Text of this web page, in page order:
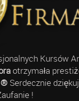
Kursów
otrzymała
®Serdecznie
!